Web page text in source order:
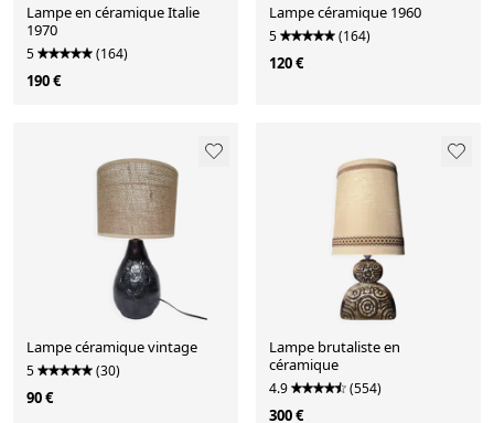
Lampe en céramique Italie
1970
5 (164)
190 €
Lampe céramique 1960
5 (164)
120 €
Lampe céramique vintage
5 (30)
90 €
Lampe brutaliste en
céramique
4.9 (554)
300 €